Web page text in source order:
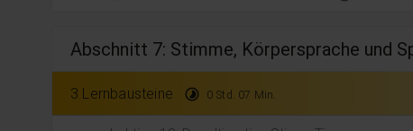
Abschnitt 7: Stimme, Körpersprache und
3 Lernbausteine timelapse 0 Std. 07 Min.